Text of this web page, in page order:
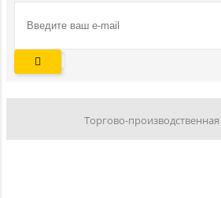
Торгово-